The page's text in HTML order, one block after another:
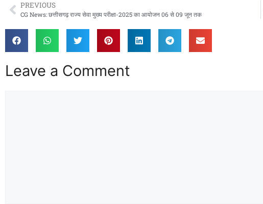
PREVIOUS
CG News: छत्तीसगढ़ राज्य सेवा मुख्य परीक्षा-2025 का आयोजन 06 से 09 जून तक
Leave a Comment